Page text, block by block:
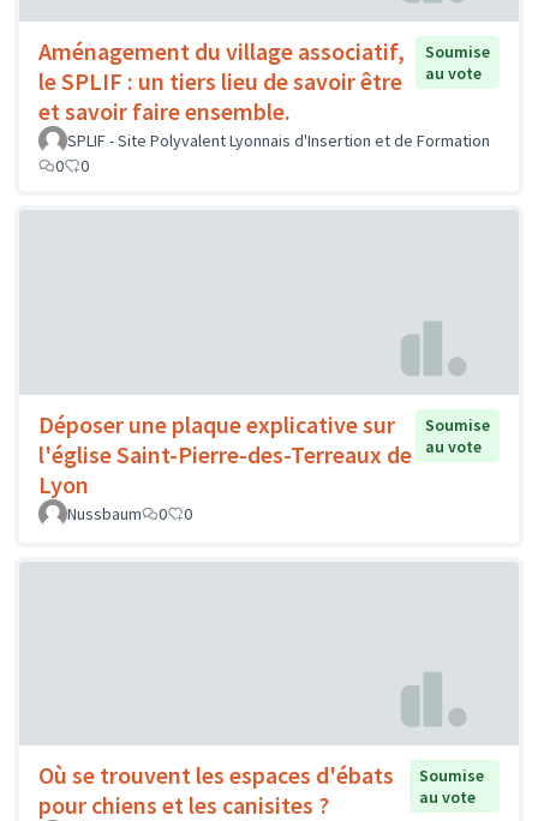
Aménagement du village associatif,
le SPLIF : un tiers lieu de savoir être
et savoir faire ensemble.
Soumise
au vote
SPLIF - Site Polyvalent Lyonnais d'Insertion et de Formation
0
0
Déposer une plaque explicative sur
l'église Saint-Pierre-des-Terreaux de
Lyon
Soumise
au vote
Nussbaum 0 0
Où se trouvent les espaces d'ébats
pour chiens et les canisites ?
Soumise
au vote